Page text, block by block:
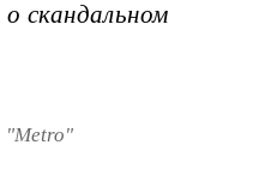
скандальном
"Metro"